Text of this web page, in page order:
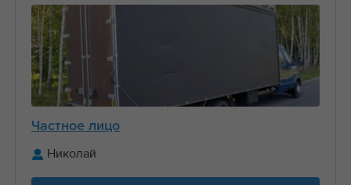
Частное лицо
Николай